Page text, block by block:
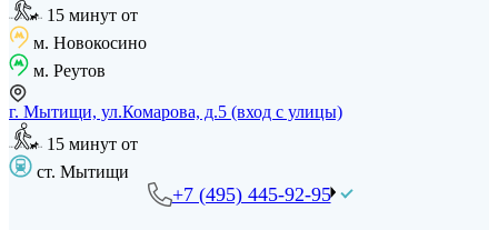
15 минут от
м. Новокосино
м. Реутов
г. Мытищи, ул.Комарова, д.5 (вход с улицы)
15 минут от
ст. Мытищи
+7 (495) 445-92-95